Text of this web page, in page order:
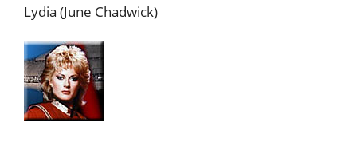
Lydia (June Chadwick)